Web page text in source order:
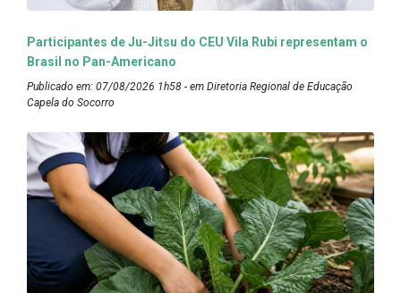
Participantes de Ju-Jitsu do CEU Vila Rubi representam o
Brasil no Pan-Americano
Publicado em: 07/08/2026 1h58 - em Diretoria Regional de Educação
Capela do Socorro